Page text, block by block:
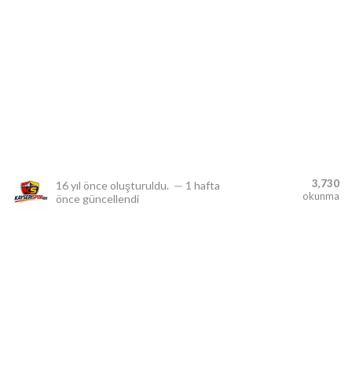
16 yıl önce oluşturuldu. — 1 hafta
önce güncellendi
3,730
okunma